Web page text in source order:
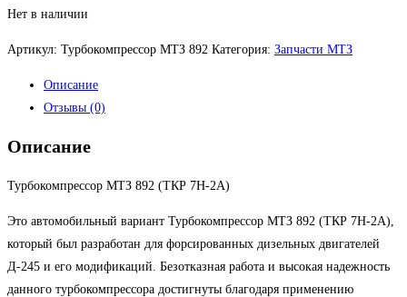
Нет в наличии
Артикул: Турбокомпрессор МТЗ 892 Категория: Запчасти МТЗ
Описание
Отзывы (0)
Описание
Турбокомпрессор МТЗ 892 (ТКР 7Н-2А)
Это автомобильный вариант Турбокомпрессор МТЗ 892 (ТКР 7Н-2А),
который был разработан для форсированных дизельных двигателей
Д-245 и его модификаций. Безотказная работа и высокая надежность
данного турбокомпрессора достигнуты благодаря применению